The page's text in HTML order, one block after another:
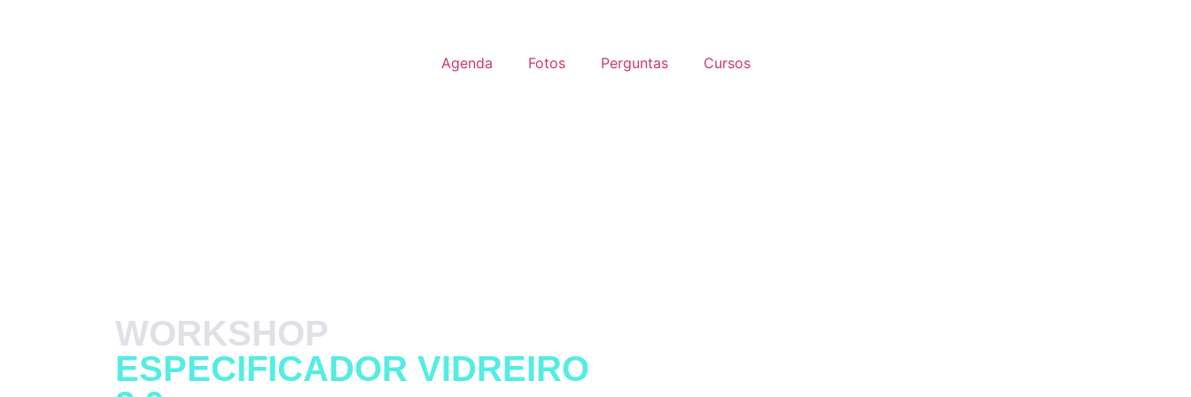
Agenda Fotos Perguntas Cursos
WORKSHOP
ESPECIFICADOR VIDREIRO